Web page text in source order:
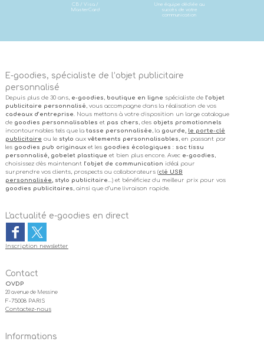
CB / Visa /
MasterCard
Une équipe dédiée au
succès de votre
communication
E-goodies, spécialiste de l’objet publicitaire
personnalisé
Depuis plus de 30 ans, e-goodies , boutique en ligne spécialiste de l’objet
publicitaire personnalisé , vous accompagne dans la réalisation de vos
cadeaux d’entreprise. Nous mettons à votre disposition un large catalogue
de goodies personnalisables et pas chers , des objets promotionnels
incontournables tels que la tasse personnalisée , la gourde, le porte-clé
publicitaire ou le stylo aux vêtements personnalisables , en passant par
les goodies pub originauxet les goodies écologiques : sac tissu
personnalisé, gobelet plastique et bien plus encore. Avec e-goodies ,
choisissez dès maintenant l’objet de communication idéal pour
surprendre vos clients, prospects ou collaborateurs (clé USB
personnalisée, stylo publicitaire…) et bénéficiez du meilleur prix pour vos
goodies publicitaires , ainsi que d’une livraison rapide.
L'actualité e-goodies en direct
Inscription newsletter
Contact
OVDP
20 avenue de Messine
F-75008 PARIS
Contactez-nous
Informations